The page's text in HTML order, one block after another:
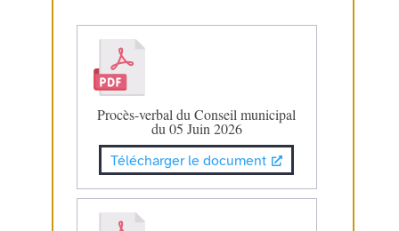
Procès-verbal du Conseil municipal
du 05 Juin 2026
Télécharger le document